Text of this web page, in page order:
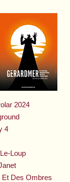
2024
4
Loup
Et Des Ombres